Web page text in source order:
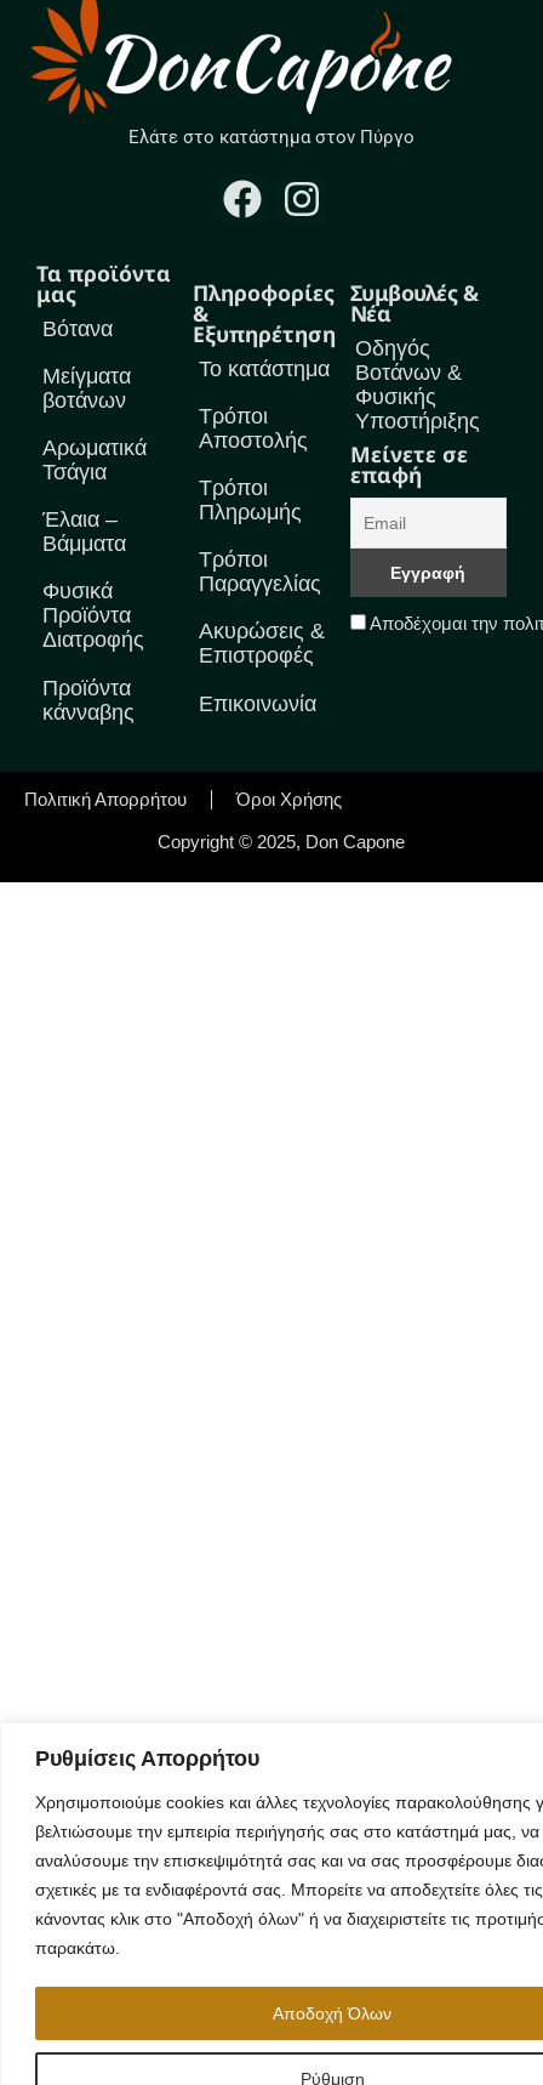
Ρυθμίσεις Απορρήτου
Χρησιμοποιούμε cookies και άλλες τεχνολογίες παρακολούθησης
βελτιώσουμε την εμπειρία περιήγησής σας στο κατάστημά μας, να
αναλύσουμε την επισκεψιμότητά σας και να σας προσφέρουμε
σχετικές με τα ενδιαφέροντά σας. Μπορείτε να αποδεχτείτε όλες
κάνοντας κλικ στο "Αποδοχή όλων" ή να διαχειριστείτε τις
παρακάτω.
Ρύθμιση
Αποδοχή Όλων
Ελάτε στο κατάστημα στον Πύργο
Τα προϊόντα
μας
Βότανα
Μείγματα
βοτάνων
Αρωματικά
Τσάγια
Έλαια –
Βάμματα
Φυσικά
Προϊόντα
Διατροφής
Προϊόντα
κάνναβης
Πληροφορίες
&
Εξυπηρέτηση
Το κατάστημα
Τρόποι
Αποστολής
Τρόποι
Πληρωμής
Τρόποι
Παραγγελίας
Ακυρώσεις &
Επιστροφές
Επικοινωνία
Συμβουλές &
Νέα
Οδηγός
Βοτάνων &
Φυσικής
Υποστήριξης
Μείνετε σε
επαφή
Αποδέχομαι την
Copyright © 2025, Don Capone
Πολιτική Απορρήτου Όροι Χρήσης